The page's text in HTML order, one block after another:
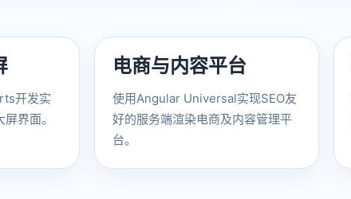
开发实
界面。
电商与内容平台
使用Angular Universal实现SEO友
好的服务端渲染电商及内容管理平
台。